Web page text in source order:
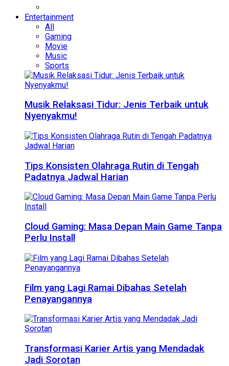
Entertainment
All
Gaming
Movie
Music
Sports
Musik Relaksasi Tidur: Jenis Terbaik untuk
Nyenyakmu!
Tips Konsisten Olahraga Rutin di Tengah
Padatnya Jadwal Harian
Cloud Gaming: Masa Depan Main Game Tanpa
Perlu Install
Film yang Lagi Ramai Dibahas Setelah
Penayangannya
Transformasi Karier Artis yang Mendadak
Jadi Sorotan